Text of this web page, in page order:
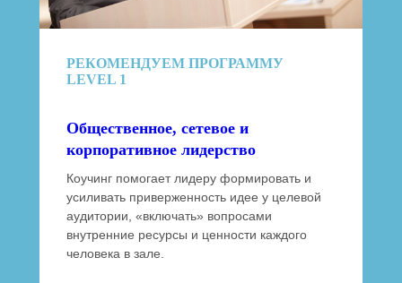
РЕКОМЕНДУЕМ ПРОГРАММУ
LEVEL 1
Общественное, сетевое и
корпоративное лидерство
Коучинг помогает лидеру формировать и
усиливать приверженность идее у целевой
аудитории, «включать» вопросами
внутренние ресурсы и ценности каждого
человека в зале.